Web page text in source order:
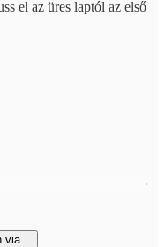
el az üres laptól az első
via...